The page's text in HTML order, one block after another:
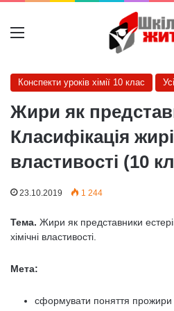
Меню
Конспекти уроків хімії 10 клас
Жири як
Класифікація
властивості (10
23.10.2019 1 244
Тема. Жири як представники
хімічні властивості.
Мета:
сформувати поняття прожири